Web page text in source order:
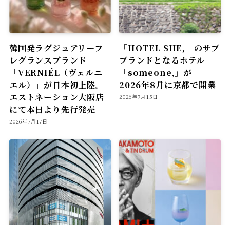
韓国発ラグジュアリーフ
レグランスブランド
「VERNIÉL（ヴェルニ
エル）」が日本初上陸。
エストネーション大阪店
にて本日より先行発売
2026年7月17日
「HOTEL SHE,」のサブ
ブランドとなるホテル
「someone,」が
2026年8月に京都で開業
2026年7月15日